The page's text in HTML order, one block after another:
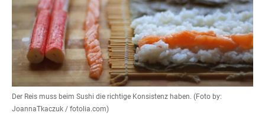
Der Reis muss beim Sushi die richtige Konsistenz haben. (Foto by:
JoannaTkaczuk / fotolia.com)